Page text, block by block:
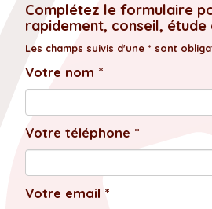
Complétez le formulaire
rapidement, conseil,
Les champs suivis d'une * sont
Votre nom *
Votre téléphone *
Votre email *